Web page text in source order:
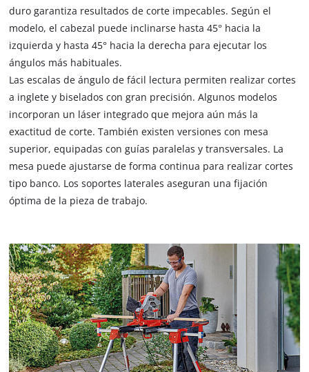
duro garantiza resultados de corte impecables. Según el
modelo, el cabezal puede inclinarse hasta 45° hacia la
izquierda y hasta 45° hacia la derecha para ejecutar los
ángulos más habituales.
Las escalas de ángulo de fácil lectura permiten realizar cortes
a inglete y biselados con gran precisión. Algunos modelos
incorporan un láser integrado que mejora aún más la
exactitud de corte. También existen versiones con mesa
superior, equipadas con guías paralelas y transversales. La
mesa puede ajustarse de forma continua para realizar cortes
tipo banco. Los soportes laterales aseguran una fijación
óptima de la pieza de trabajo.